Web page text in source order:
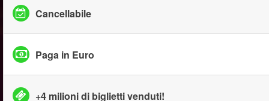
Cancellabile
Paga in Euro
+4 milioni di biglietti venduti!